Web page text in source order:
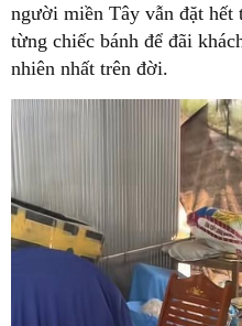
người miền Tây vẫn đặt hết
từng chiếc bánh để đãi
nhiên nhất trên đời.